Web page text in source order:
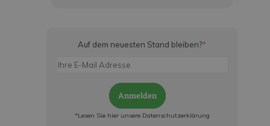
Auf dem neuesten Stand bleiben?*
Anmelden
*Lesen Sie hier unsere Datenschutzerklärung